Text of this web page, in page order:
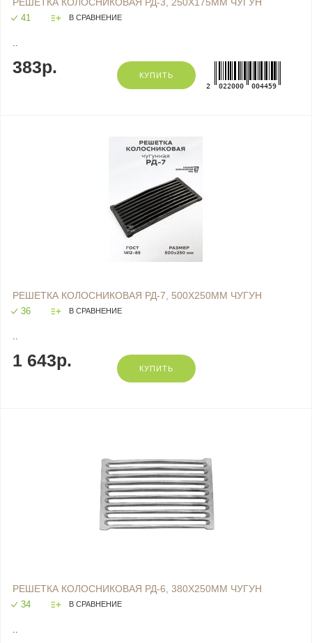
41 В СРАВНЕНИЕ
..
383р. КУПИТЬ
2 022000 004459
РЕШЕТКА КОЛОСНИКОВАЯ РД-7, 500Х250ММ ЧУГУН
36 В СРАВНЕНИЕ
..
1 643р. КУПИТЬ
РЕШЕТКА КОЛОСНИКОВАЯ РД-6, 380Х250ММ ЧУГУН
34 В СРАВНЕНИЕ
..